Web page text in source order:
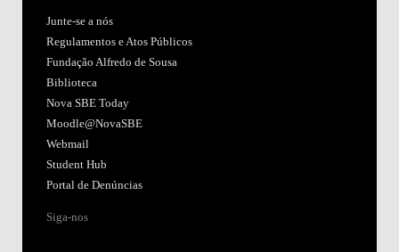
Junte-se a nós
Regulamentos e Atos Públicos
Fundação Alfredo de Sousa
Biblioteca
Nova SBE Today
Moodle@NovaSBE
Webmail
Student Hub
Portal de Denúncias
Siga-nos